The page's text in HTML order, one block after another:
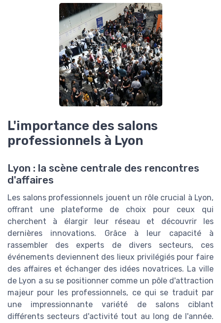
L'importance des salons
professionnels à Lyon
Lyon : la scène centrale des rencontres
d'affaires
Les salons professionnels jouent un rôle crucial à Lyon,
offrant une plateforme de choix pour ceux qui
cherchent à élargir leur réseau et découvrir les
dernières innovations. Grâce à leur capacité à
rassembler des experts de divers secteurs, ces
événements deviennent des lieux privilégiés pour faire
des affaires et échanger des idées novatrices. La ville
de Lyon a su se positionner comme un pôle d'attraction
majeur pour les professionnels, ce qui se traduit par
une impressionnante variété de salons ciblant
différents secteurs d'activité tout au long de l'année.